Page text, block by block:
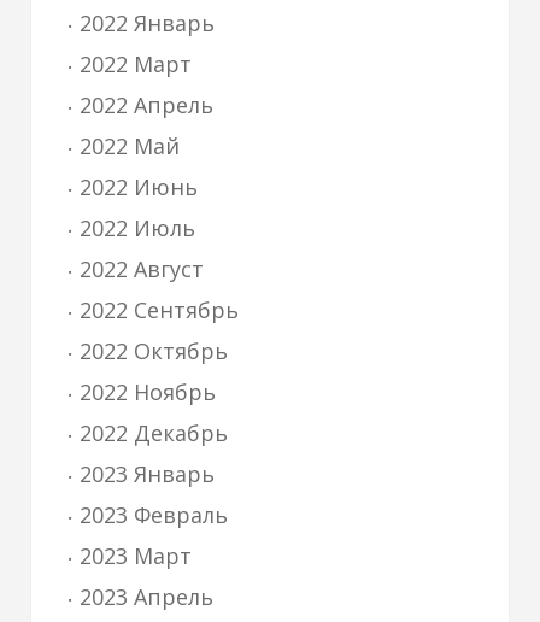
2022 Январь
2022 Март
2022 Апрель
2022 Май
2022 Июнь
2022 Июль
2022 Август
2022 Сентябрь
2022 Октябрь
2022 Ноябрь
2022 Декабрь
2023 Январь
2023 Февраль
2023 Март
2023 Апрель